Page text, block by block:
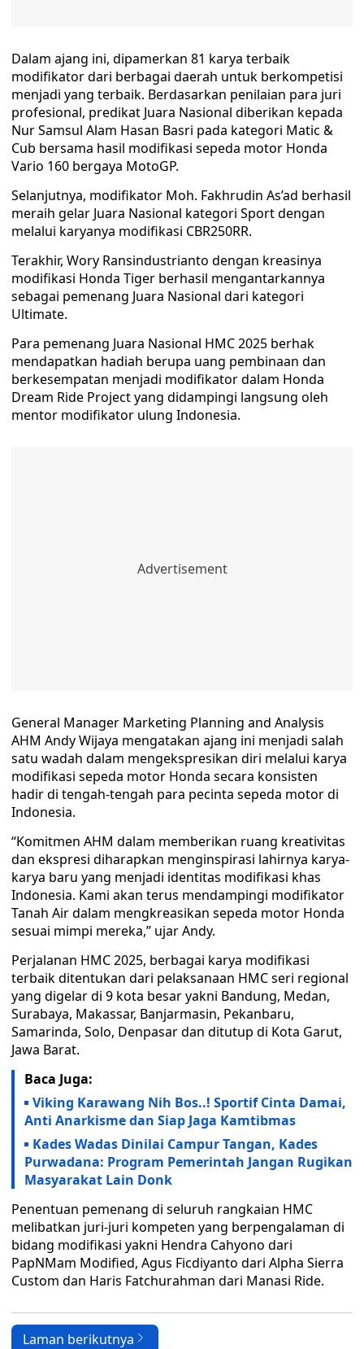
Dalam ajang ini, dipamerkan 81 karya terbaik
modifikator dari berbagai daerah untuk berkompetisi
menjadi yang terbaik. Berdasarkan penilaian para juri
profesional, predikat Juara Nasional diberikan kepada
Nur Samsul Alam Hasan Basri pada kategori Matic &
Cub bersama hasil modifikasi sepeda motor Honda
Vario 160 bergaya MotoGP.
Selanjutnya, modifikator Moh. Fakhrudin As’ad berhasil
meraih gelar Juara Nasional kategori Sport dengan
melalui karyanya modifikasi CBR250RR.
Terakhir, Wory Ransindustrianto dengan kreasinya
modifikasi Honda Tiger berhasil mengantarkannya
sebagai pemenang Juara Nasional dari kategori
Ultimate.
Para pemenang Juara Nasional HMC 2025 berhak
mendapatkan hadiah berupa uang pembinaan dan
berkesempatan menjadi modifikator dalam Honda
Dream Ride Project yang didampingi langsung oleh
mentor modifikator ulung Indonesia.
General Manager Marketing Planning and Analysis
AHM Andy Wijaya mengatakan ajang ini menjadi salah
satu wadah dalam mengekspresikan diri melalui karya
modifikasi sepeda motor Honda secara konsisten
hadir di tengah-tengah para pecinta sepeda motor di
Indonesia.
“Komitmen AHM dalam memberikan ruang kreativitas
dan ekspresi diharapkan menginspirasi lahirnya karya-
karya baru yang menjadi identitas modifikasi khas
Indonesia. Kami akan terus mendampingi modifikator
Tanah Air dalam mengkreasikan sepeda motor Honda
sesuai mimpi mereka,” ujar Andy.
Perjalanan HMC 2025, berbagai karya modifikasi
terbaik ditentukan dari pelaksanaan HMC seri regional
yang digelar di 9 kota besar yakni Bandung, Medan,
Surabaya, Makassar, Banjarmasin, Pekanbaru,
Samarinda, Solo, Denpasar dan ditutup di Kota Garut,
Jawa Barat.
Baca Juga:
Viking Karawang Nih Bos..! Sportif Cinta Damai,
Anti Anarkisme dan Siap Jaga Kamtibmas
Kades Wadas Dinilai Campur Tangan, Kades
Purwadana: Program Pemerintah Jangan Rugikan
Masyarakat Lain Donk
Penentuan pemenang di seluruh rangkaian HMC
melibatkan juri-juri kompeten yang berpengalaman di
bidang modifikasi yakni Hendra Cahyono dari
PapNMam Modified, Agus Ficdiyanto dari Alpha Sierra
Custom dan Haris Fatchurahman dari Manasi Ride.
Laman berikutnya